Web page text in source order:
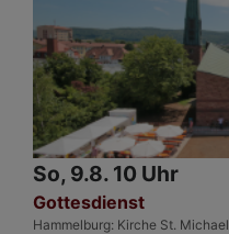
So, 9.8. 10 Uhr
Gottesdienst
Hammelburg Kirche St. Michael